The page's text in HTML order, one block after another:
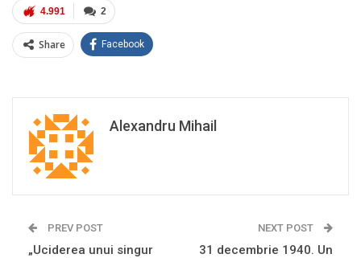
2
4.991
Share Facebook
Alexandru Mihail
PREV POST
„Uciderea unui singur
NEXT POST
31 decembrie 1940. Un